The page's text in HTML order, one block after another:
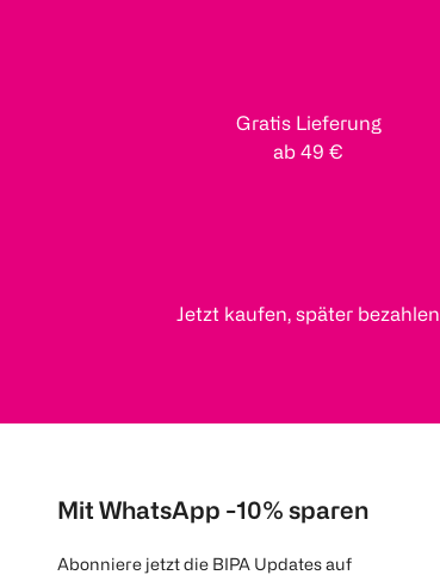
Gratis Lieferung
ab 49 €
Jetzt kaufen, später bezahlen
Mit WhatsApp -10% sparen
Abonniere jetzt die BIPA Updates auf